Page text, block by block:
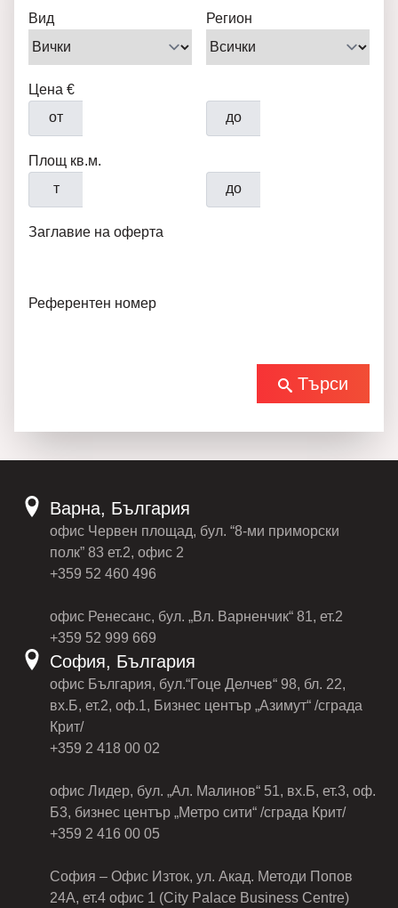
Вид Регион
Цена €
от
до
Площ кв.м.
т
до
Заглавие на оферта
Референтен номер
Търси
Варна, България
офис Червен площад, бул. “8-ми приморски
полк” 83 ет.2, офис 2
+359 52 460 496
офис Ренесанс, бул. „Вл. Варненчик“ 81, ет.2
+359 52 999 669
София, България
офис България, бул.“Гоце Делчев“ 98, бл. 22,
вх.Б, ет.2, оф.1, Бизнес център „Азимут“ /сграда
Крит/
+359 2 418 00 02
офис Лидер, бул. „Ал. Малинов“ 51, вх.Б, ет.3, оф.
Б3, бизнес център „Метро сити“ /сграда Крит/
+359 2 416 00 05
София – Офис Изток, ул. Акад. Методи Попов
24А, ет.4 офис 1 (City Palace Business Centre)